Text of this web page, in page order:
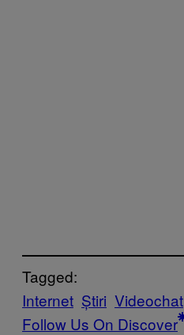
Tagged:
Internet Știri Videochat
Follow Us On Discover